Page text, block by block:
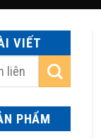
VIẾT
PHẨM